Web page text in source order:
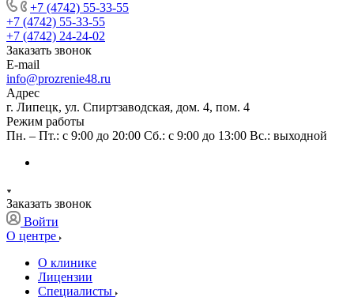
+7 (4742) 55-33-55
+7 (4742) 55-33-55
+7 (4742) 24-24-02
Заказать звонок
E-mail
info@prozrenie48.ru
Адрес
г. Липецк, ул. Спиртзаводская, дом. 4, пом. 4
Режим работы
Пн. – Пт.: с 9:00 до 20:00 Сб.: с 9:00 до 13:00 Вс.: выходной
Заказать звонок
Войти
О центре
О клинике
Лицензии
Специалисты